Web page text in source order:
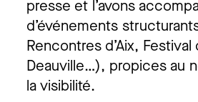
presse et l’avons
d’événements
Rencontres d’Aix,
Deauville…), propices au
la visibilité.